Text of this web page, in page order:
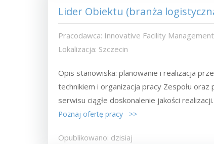
Lider Obiektu (branża
Pracodawca: Innovative Facility
Lokalizacja: Szczecin
Opis stanowiska: planowanie i realizacja
technikiem i organizacja pracy Zespołu
serwisu ciągłe doskonalenie jakości
Poznaj ofertę pracy >>
Opublikowano: dzisiaj